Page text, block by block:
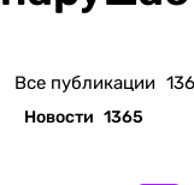
Все публикации
Новости 1365